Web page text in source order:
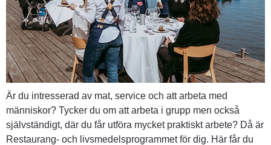
Är du intresserad av mat, service och att arbeta med
människor? Tycker du om att arbeta i grupp men också
självständigt, där du får utföra mycket praktiskt arbete? Då är
Restaurang- och livsmedelsprogrammet för dig. Här får du